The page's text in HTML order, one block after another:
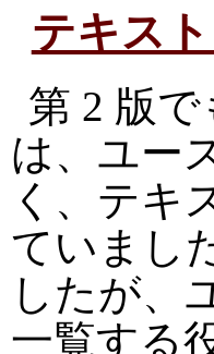
テキス
第 2 版
は、ユー
く、テキ
ていまし
したが、
一覧する